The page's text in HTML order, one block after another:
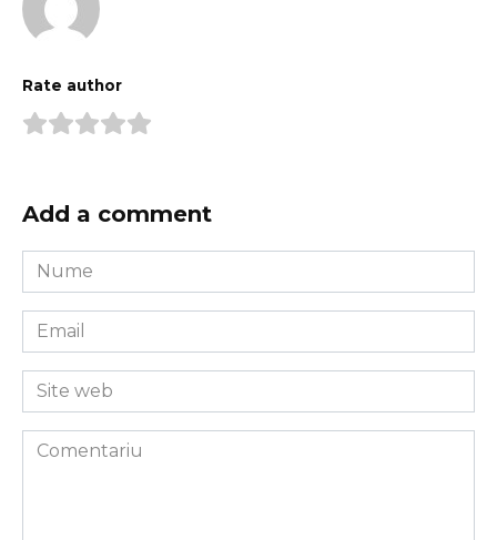
Rate author
Add a comment
Nume
*
Email
*
Site
web
Comentariu